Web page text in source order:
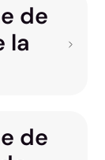
de
la
de